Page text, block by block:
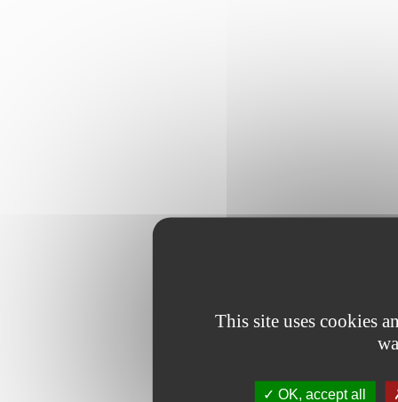
This site uses cookies
OK, accept all